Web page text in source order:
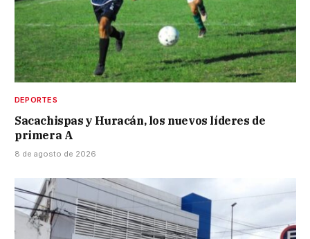
DEPORTES
Sacachispas y Huracán, los nuevos líderes de
primera A
8 de agosto de 2026